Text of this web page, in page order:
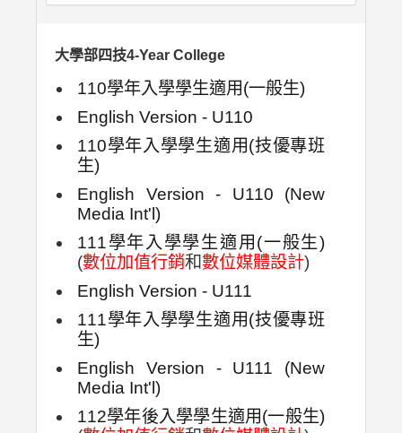
大學部四技4-Year College
110學年入學學生適用(一般生)
English Version - U110
110學年入學學生適用(技優專班
生)
English Version - U110 (New
Media Int'l)
111學年入學學生適用(一般生)
(數位加值行銷和數位媒體設計)
English Version - U111
111學年入學學生適用(技優專班
生)
English Version - U111 (New
Media Int'l)
112學年後入學學生適用(一般生)